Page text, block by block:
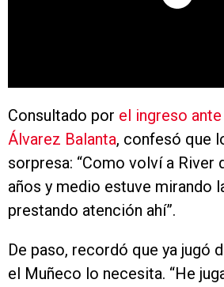
Consultado por el ingreso
Álvarez Balanta, confesó que
sorpresa: “Como volví a River
años y medio estuve mirando
prestando atención ahí”.
De paso, recordó que ya jugó
el Muñeco lo necesita. “He